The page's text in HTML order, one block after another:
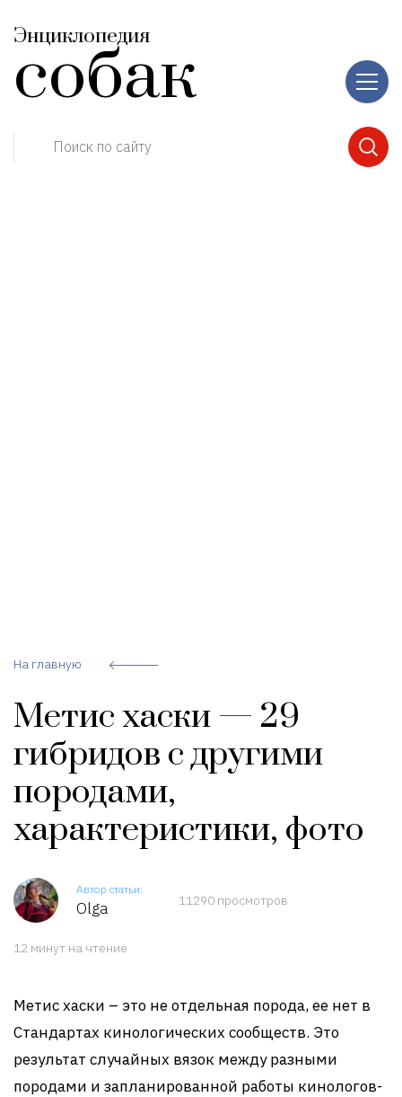
Энциклопедия
собак
Поиск по сайту
На главную
Метис хаски — 29
гибридов с другими
породами,
характеристики, фото
Автор статьи:
Olga 11290 просмотров
12 минут на чтение
Метис хаски – это не отдельная порода, ее нет в
Стандартах кинологических сообществ. Это
результат случайных вязок между разными
породами и запланированной работы кинологов-